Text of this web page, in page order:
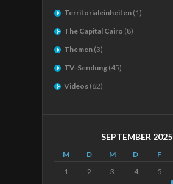
Territorialeinheiten (1)
The Capital Cairo (8)
Themen (3)
TV-Sendung (45)
Videos (62)
SEPTEMBER 2025
M D M D F
1
2 3 4 5